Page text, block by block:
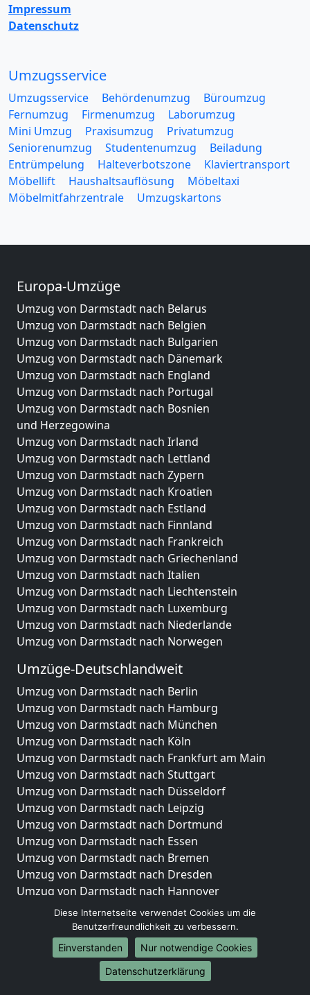
Impressum
Datenschutz
Umzugsservice
Umzugsservice Behördenumzug
Büroumzug
Fernumzug
Firmenumzug
Laborumzug
Mini Umzug
Praxisumzug
Privatumzug
Seniorenumzug
Studentenumzug
Beiladung
Entrümpelung
Halteverbotszone
Klaviertransport
Möbellift
Haushaltsauflösung
Möbeltaxi
Möbelmitfahrzentrale
Umzugskartons
Europa-Umzüge
Umzug von Darmstadt nach Belarus
Umzug von Darmstadt nach Belgien
Umzug von Darmstadt nach Bulgarien
Umzug von Darmstadt nach Dänemark
Umzug von Darmstadt nach England
Umzug von Darmstadt nach Portugal
Umzug von Darmstadt nach Bosnien
und Herzegowina
Umzug von Darmstadt nach Irland
Umzug von Darmstadt nach Lettland
Umzug von Darmstadt nach Zypern
Umzug von Darmstadt nach Kroatien
Umzug von Darmstadt nach Estland
Umzug von Darmstadt nach Finnland
Umzug von Darmstadt nach Frankreich
Umzug von Darmstadt nach Griechenland
Umzug von Darmstadt nach Italien
Umzug von Darmstadt nach Liechtenstein
Umzug von Darmstadt nach Luxemburg
Umzug von Darmstadt nach Niederlande
Umzug von Darmstadt nach Norwegen
Umzüge-Deutschlandweit
Umzug von Darmstadt nach Berlin
Umzug von Darmstadt nach Hamburg
Umzug von Darmstadt nach München
Umzug von Darmstadt nach Köln
Umzug von Darmstadt nach Frankfurt am Main
Umzug von Darmstadt nach Stuttgart
Umzug von Darmstadt nach Düsseldorf
Umzug von Darmstadt nach Leipzig
Umzug von Darmstadt nach Dortmund
Umzug von Darmstadt nach Essen
Umzug von Darmstadt nach Bremen
Umzug von Darmstadt nach Dresden
Umzug von Darmstadt nach Hannover
Umzug von Darmstadt nach Nürnberg
Umzug von Darmstadt nach Duisburg
Umzug von Darmstadt nach Bochum
Umzug von Darmstadt nach Wuppertal
Umzug von Darmstadt nach Bielefeld
Diese Internetseite verwendet Cookies um die
Benutzerfreundlichkeit zu verbessern.
Einverstanden
Nur notwendige Cookies
Datenschutzerklärung